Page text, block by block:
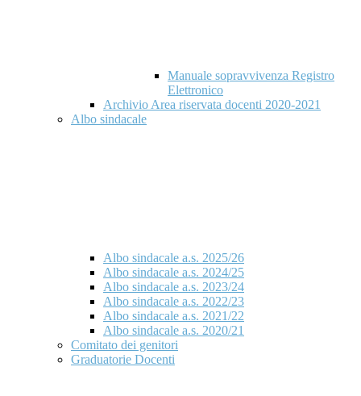
Manuale sopravvivenza Registro
Elettronico
Archivio Area riservata docenti 2020-2021
Albo sindacale
Albo sindacale a.s. 2025/26
Albo sindacale a.s. 2024/25
Albo sindacale a.s. 2023/24
Albo sindacale a.s. 2022/23
Albo sindacale a.s. 2021/22
Albo sindacale a.s. 2020/21
Comitato dei genitori
Graduatorie Docenti